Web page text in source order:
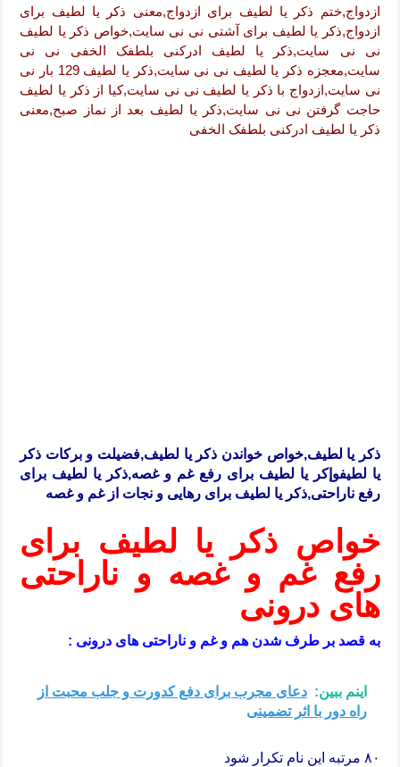
ازدواج,ختم ذکر یا لطیف برای ازدواج,معنی ذکر یا لطیف برای
ازدواج,ذکر یا لطیف برای آشتی نی نی سایت,خواص ذکر یا لطیف
نی نی سایت,ذکر یا لطیف ادرکنی بلطفک الخفی نی نی
سایت,معجزه ذکر یا لطیف نی نی سایت,ذکر یا لطیف 129 بار نی
نی سایت,ازدواج با ذکر یا لطیف نی نی سایت,کیا از ذکر یا لطیف
حاجت گرفتن نی نی سایت,ذکر یا لطیف بعد از نماز صبح,معنی
ذکر یا لطیف ادرکنی بلطفک الخفی
ذکر یا لطیف,خواص خواندن ذکر یا لطیف,فضیلت و برکات ذکر
یا لطیفوإکر یا لطیف برای رفع غم و غصه,ذکر یا لطیف برای
رفع ناراحتی,ذکر یا لطیف برای رهایی و نجات از غم و غصه
خواص ذکر یا لطیف برای
رفع غم و غصه و ناراحتی
های درونی
به قصد بر طرف شدن هم و غم و ناراحتی های درونی :
اینم ببین: دعای مجرب برای دفع کدورت و جلب محبت از
راه دور با اثر تضمینی
۸۰ مرتبه این نام تکرار شود